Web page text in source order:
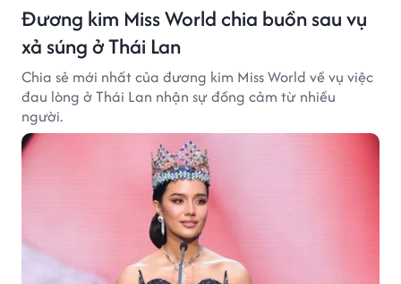
Đương kim Miss World chia buồn sau vụ
xả súng ở Thái Lan
Chia sẻ mới nhất của đương kim Miss World về vụ việc
đau lòng ở Thái Lan nhận sự đồng cảm từ nhiều
người.